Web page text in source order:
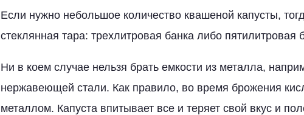
Если нужно небольшое количество квашеной капусты,
стеклянная тара: трехлитровая банка либо пятилитровая
Ни в коем случае нельзя брать емкости из металла,
нержавеющей стали. Как правило, во время брожения
металлом. Капуста впитывает все и теряет свой вкус и